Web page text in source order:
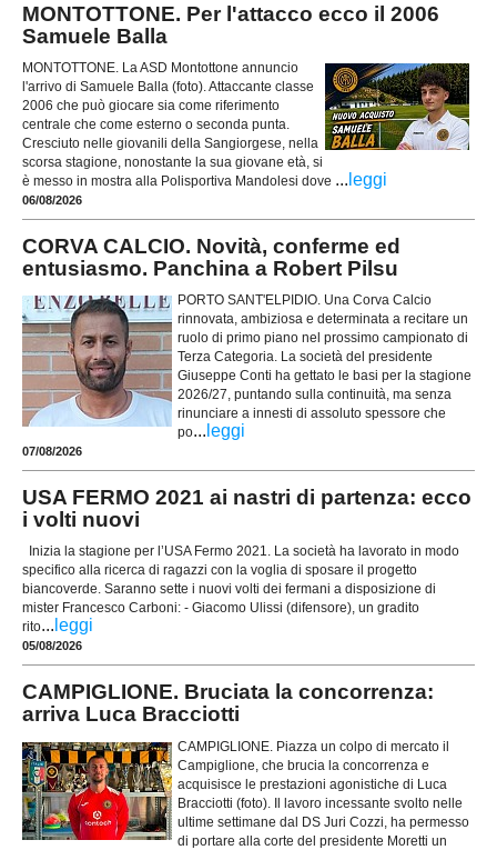
MONTOTTONE. Per l'attacco ecco il 2006
Samuele Balla
MONTOTTONE. La ASD Montottone annuncio
l'arrivo di Samuele Balla (foto). Attaccante classe
2006 che può giocare sia come riferimento
centrale che come esterno o seconda punta.
Cresciuto nelle giovanili della Sangiorgese, nella
scorsa stagione, nonostante la sua giovane età, si
è messo in mostra alla Polisportiva Mandolesi dove ... leggi
06/08/2026
CORVA CALCIO. Novità, conferme ed
entusiasmo. Panchina a Robert Pilsu
PORTO SANT'ELPIDIO. Una Corva Calcio
rinnovata, ambiziosa e determinata a recitare un
ruolo di primo piano nel prossimo campionato di
Terza Categoria. La società del presidente
Giuseppe Conti ha gettato le basi per la stagione
2026/27, puntando sulla continuità, ma senza
rinunciare a innesti di assoluto spessore che
po... leggi
07/08/2026
USA FERMO 2021 ai nastri di partenza: ecco
i volti nuovi
Inizia la stagione per l’USA Fermo 2021. La società ha lavorato in modo
specifico alla ricerca di ragazzi con la voglia di sposare il progetto
biancoverde. Saranno sette i nuovi volti dei fermani a disposizione di
mister Francesco Carboni: - Giacomo Ulissi (difensore), un gradito
rito... leggi
05/08/2026
CAMPIGLIONE. Bruciata la concorrenza:
arriva Luca Bracciotti
CAMPIGLIONE. Piazza un colpo di mercato il
Campiglione, che brucia la concorrenza e
acquisisce le prestazioni agonistiche di Luca
Bracciotti (foto). Il lavoro incessante svolto nelle
ultime settimane dal DS Juri Cozzi, ha permesso
di portare alla corte del presidente Moretti un